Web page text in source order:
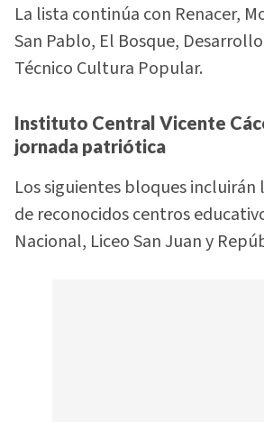
La lista continúa con Renacer,
San Pablo, El Bosque,
Técnico Cultura Popular.
Instituto Central Vicente
jornada patriótica
Los siguientes bloques
de reconocidos centros
Nacional, Liceo San Juan y